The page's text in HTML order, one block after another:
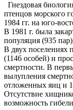
Гнездовая
птенцов морского
1984 гг. на юго-
В 1981 г. была
популяция (935
В двух поселениях
(1146 особей) и
смертности. В
вылупления
отложенных яиц и
Отсутствие
возможность